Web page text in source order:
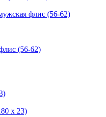
флис (56-62)
(56-62)
x 23)